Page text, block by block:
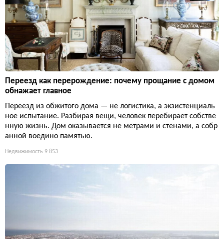
Переезд как перерождение: почему прощание с домом
обнажает главное
Переезд из обжитого дома — не логистика, а экзистенциаль
ное испытание. Разбирая вещи, человек перебирает собстве
нную жизнь. Дом оказывается не метрами и стенами, а собр
анной воедино памятью.
Недвижимость 9 853